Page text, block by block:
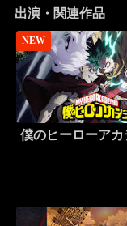
出演・関連作品
NEW
僕のヒーローアカ